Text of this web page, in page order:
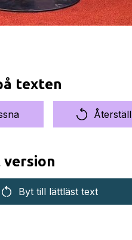
texten
Återställ
Byt till lättläst text